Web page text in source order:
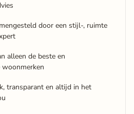
door een stijl-, ruimte
alleen de beste en
transparant en altijd in het